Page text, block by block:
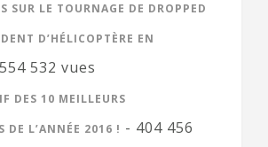
SUR LE TOURNAGE DE DROPPED
D’HÉLICOPTÈRE EN
532 vues
DES 10 MEILLEURS
DE L’ANNÉE 2016 ! - 404 456